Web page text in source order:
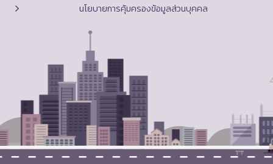
นโยบายการคุ้มครองข้อมูลส่วนบุคคล